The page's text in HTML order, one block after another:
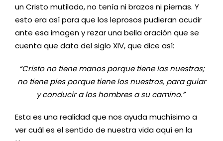
un Cristo mutilado, no tenía ni brazos ni piernas. Y
esto era así para que los leprosos pudieran acudir
ante esa imagen y rezar una bella oración que se
cuenta que data del siglo XIV, que dice así:
“Cristo no tiene manos porque tiene las nuestras;
no tiene pies porque tiene los nuestros, para guiar
y conducir a los hombres a su camino.”
Esta es una realidad que nos ayuda muchísimo a
ver cuál es el sentido de nuestra vida aquí en la